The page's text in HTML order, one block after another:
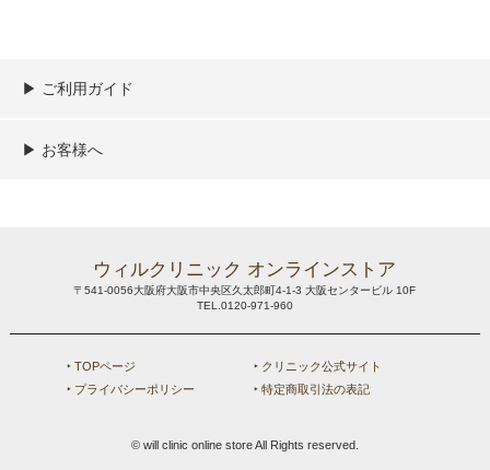
▶︎ ご利用ガイド
ご利用ガイド
決済／配送／送料について
取り扱い商品一覧
顧客情報の取扱について
特定商取引法の表記
▶︎ お客様へ
ウィルクリニック オンラインストア
〒541-0056大阪府大阪市中央区久太郎町4-1-3 大阪センタービル 10F
TEL.0120-971-960
‣ TOPページ
‣ クリニック公式サイト
‣ プライバシーポリシー
‣ 特定商取引法の表記
© will clinic online store All Rights reserved.